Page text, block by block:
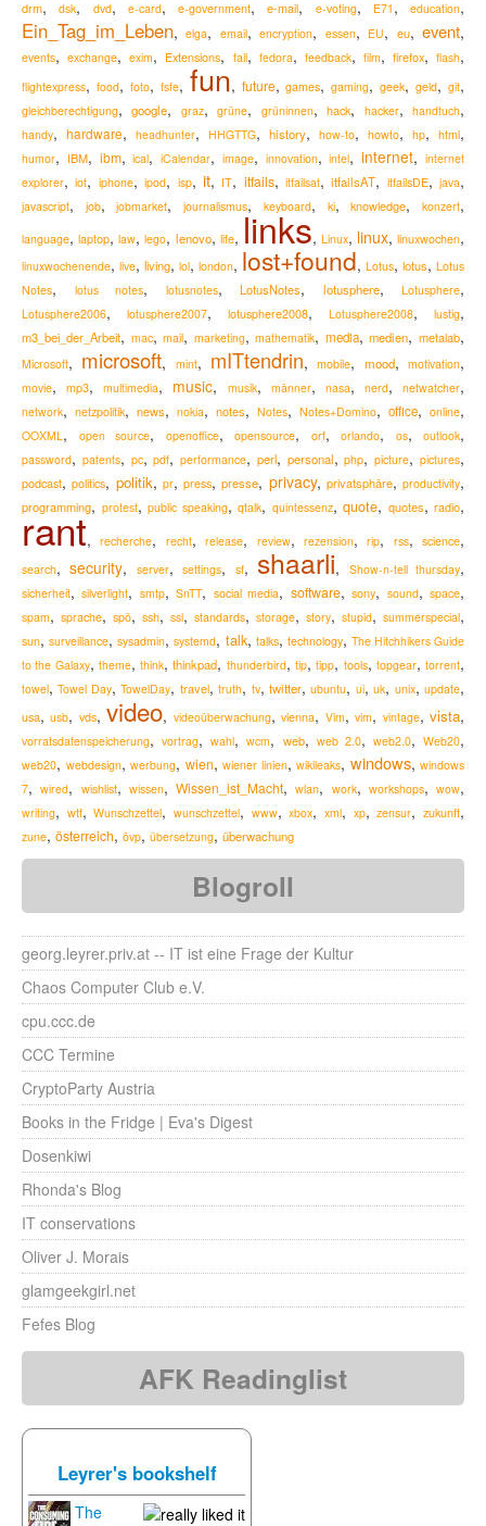
drm,dsk, dvd, e-card, e-government,e-mail, e-voting, E71 , education,
Ein_Tag_im_Leben,elga, email,encryption, essen, EU, eu,event,
events,exchange,exim, Extensions, fail, fedora, feedback, film, firefox,flash,
flightexpress, food, foto, fsfe, fun, future,games,gaming,geek,geld,git,
gleichberechtigung,google, graz,grüne, grüninnen,hack, hacker,handtuch,
handy, hardware, headhunter, HHGTTG, history, how-to, howto, hp, html,
humor, IBM, ibm,ical,iCalendar, image, innovation,intel,internet,internet
explorer,iot, iphone,ipod, isp, it, IT, itfails, itfailsat,itfailsAT, itfailsDE,java,
javascript, job,jobmarket,journalismus, keyboard, ki,knowledge,konzert,
language,laptop,law,lego, lenovo, life, links, Linux, linux,linuxwochen,
linuxwochenende, live, living, lol, london, lost+found, Lotus, lotus, Lotus
Notes, lotus notes, lotusnotes, LotusNotes, lotusphere, Lotusphere,
Lotusphere2006, lotusphere2007, lotusphere2008, Lotusphere2008, lustig,
m3_bei_der_Arbeit, mac,mail, marketing,mathematik, media,medien,metalab,
Microsoft, microsoft, mint, mITtendrin,mobile, mood,motivation,
movie,mp3,multimedia, music, musik, männer, nasa, nerd, netwatcher,
network, netzpolitik, news, nokia, notes, Notes, Notes+Domino, office, online,
OOXML, open source, openoffice, opensource, orf, orlando, os, outlook,
password, patents, pc,pdf,performance, perl, personal,php,picture,pictures,
podcast,politics, politik, pr, press,presse, privacy, privatsphäre, productivity,
programming, protest, public speaking, qtalk, quintessenz, quote, quotes, radio,
rant,recherche, recht,release, review, rezension,rip, rss, science,
search,security, server,settings, sf, shaarli, Show-n-tell thursday,
sicherheit,silverlight, smtp,SnTT, social media, software,sony, sound,space,
spam, sprache, spö, ssh, ssl, standards, storage, story, stupid, summerspecial,
sun,surveillance,sysadmin,systemd, talk, talks, technology, The Hitchhikers Guide
to the Galaxy, theme,think,thinkpad, thunderbird, tip,tipp, tools, topgear,torrent,
towel,Towel Day,TowelDay, travel,truth, tv, twitter,ubuntu, ui,uk, unix,update,
usa,usb, vds,video, videoüberwachung,vienna, Vim,vim, vintage,vista,
vorratsdatenspeicherung,vortrag,wahl,wcm, web, web 2.0, web2.0, Web20,
web20, webdesign, werbung, wien, wiener linien, wikileaks, windows, windows
7,wired, wishlist, wissen, Wissen_ist_Macht,wlan, work, workshops, wow,
writing, wtf,Wunschzettel,wunschzettel, www,xbox,xml, xp,zensur,zukunft,
zune, österreich, övp, übersetzung, überwachung
Blogroll
georg.leyrer.priv.at -- IT ist eine Frage der Kultur
Chaos Computer Club e.V.
cpu.ccc.de
CCC Termine
CryptoParty Austria
Books in the Fridge | Eva's Digest
Dosenkiwi
Rhonda's Blog
IT conservations
Oliver J. Morais
glamgeekgirl.net
Fefes Blog
AFK Readinglist
Leyrer's bookshelf
The